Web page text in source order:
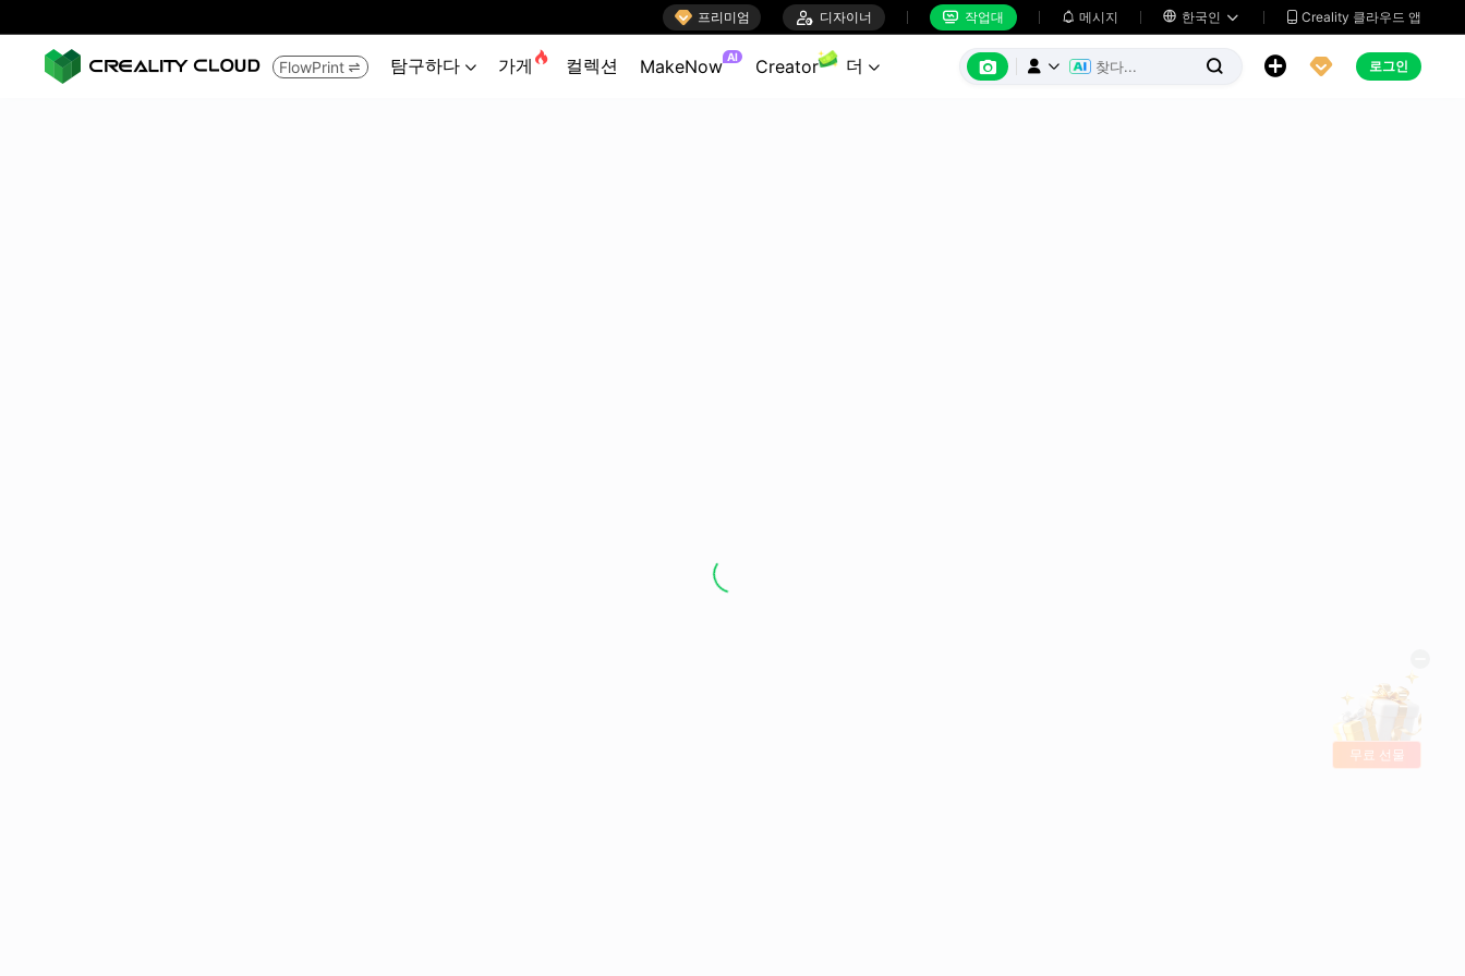
 프리미엄  디자이너  작업대  메시지  한국인   Creality 클라우드 앱
FlowPrint  탐구하다  가게  컬렉션 MakeNow AI Creator 더        로그인
무료 선물